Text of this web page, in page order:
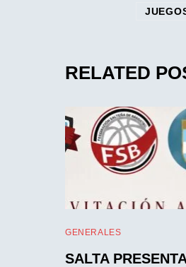
RELATED
GENERALES
SALTA